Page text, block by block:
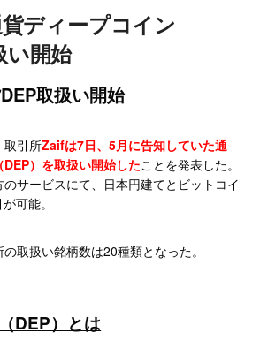
ディープコイン
い開始
取扱い開始
取引所Zaifは7日、5月に告知していた通
）を取扱い開始したことを発表した。
サービスにて、日本円建てとビットコイ
可能。
取扱い銘柄数は20種類となった。
DEP）とは